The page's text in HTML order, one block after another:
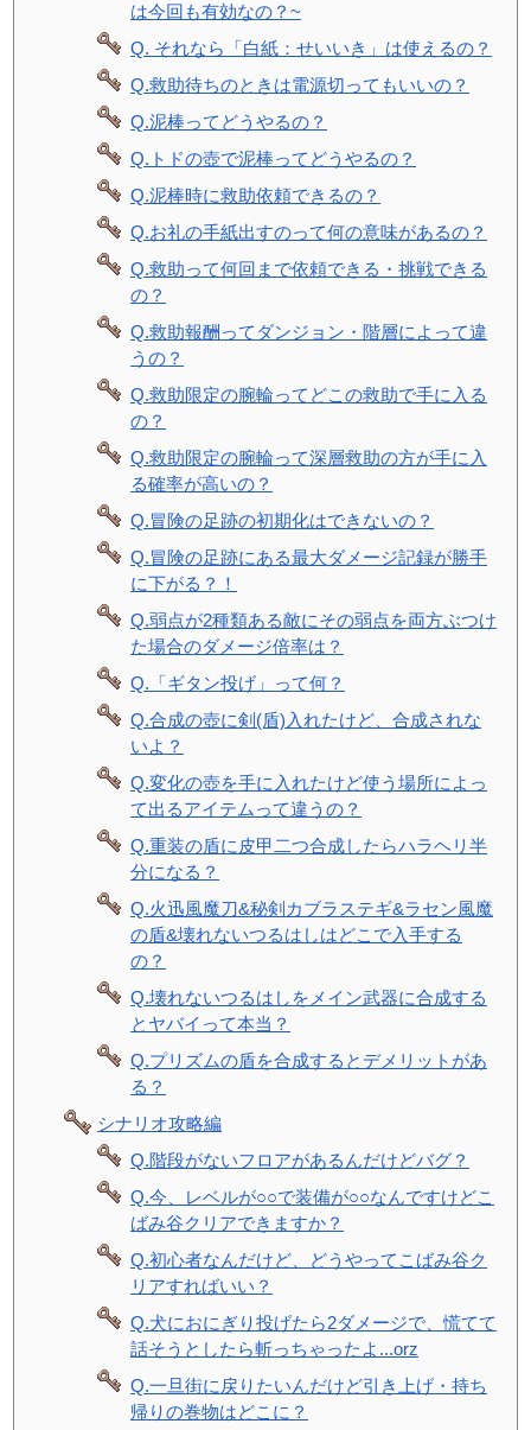
は今回も有効なの？~
Q. それなら「白紙：せいいき」は使えるの？
Q.救助待ちのときは電源切ってもいいの？
Q.泥棒ってどうやるの？
Q.トドの壺で泥棒ってどうやるの？
Q.泥棒時に救助依頼できるの？
Q.お礼の手紙出すのって何の意味があるの？
Q.救助って何回まで依頼できる・挑戦できる
の？
Q.救助報酬ってダンジョン・階層によって違
うの？
Q.救助限定の腕輪ってどこの救助で手に入る
の？
Q.救助限定の腕輪って深層救助の方が手に入
る確率が高いの？
Q.冒険の足跡の初期化はできないの？
Q.冒険の足跡にある最大ダメージ記録が勝手
に下がる？！
Q.弱点が2種類ある敵にその弱点を両方ぶつけ
た場合のダメージ倍率は？
Q.「ギタン投げ」って何？
Q.合成の壺に剣(盾)入れたけど、合成されな
いよ？
Q.変化の壺を手に入れたけど使う場所によっ
て出るアイテムって違うの？
Q.重装の盾に皮甲二つ合成したらハラヘリ半
分になる？
Q.火迅風魔刀&秘剣カブラステギ&ラセン風魔
の盾&壊れないつるはしはどこで入手する
の？
Q.壊れないつるはしをメイン武器に合成する
とヤバイって本当？
Q.プリズムの盾を合成するとデメリットがあ
る？
シナリオ攻略編
Q.階段がないフロアがあるんだけどバグ？
Q.今、レベルが○○で装備が○○なんですけどこ
ばみ谷クリアできますか？
Q.初心者なんだけど、どうやってこばみ谷ク
リアすればいい？
Q.犬におにぎり投げたら2ダメージで、慌てて
話そうとしたら斬っちゃったよ...orz
Q.一旦街に戻りたいんだけど引き上げ・持ち
帰りの巻物はどこに？